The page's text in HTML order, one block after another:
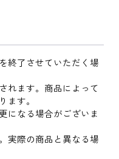
終了させていただく場
れます。商品によって
ます。
になる場合がございま
実際の商品と異なる場